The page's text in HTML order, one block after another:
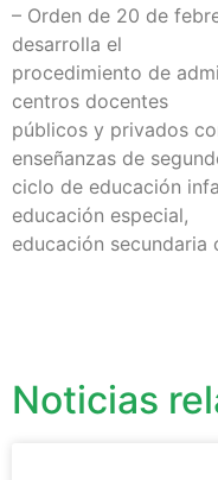
– Orden de 20 de
desarrolla el
procedimiento de
centros docentes
públicos y privados
enseñanzas de
ciclo de educación
educación especial,
educación
Noticias